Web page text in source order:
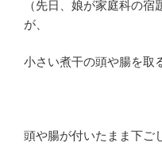
（先日、娘が家庭科の
が、
小さい煮干の頭や腸を取
頭や腸が付いたまま下ご